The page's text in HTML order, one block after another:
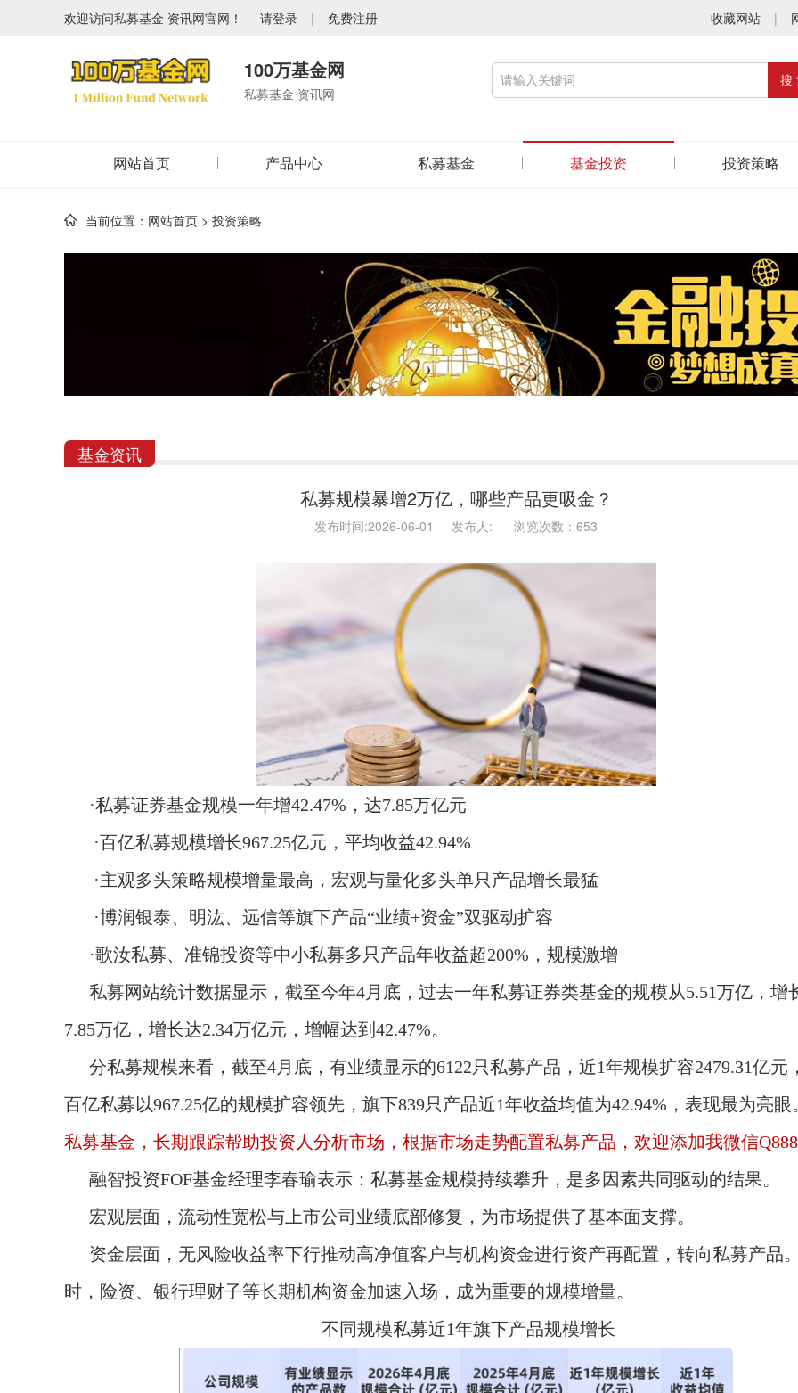
欢迎访问私募基金 资讯网官网！ 请登录 | 免费注册 收藏网站 |
100万基金网
私募基金 资讯网
网站首页 产品中心 私募基金 基金投资 投资策略
当前位置： 网站首页 > 投资策略
基金资讯
私募规模暴增2万亿，哪些产品更吸金？
发布时间:2026-06-01 发布人: 浏览次数：653
·私募证券基金规模一年增42.47%，达7.85万亿元
·百亿私募规模增长967.25亿元，平均收益42.94%
·主观多头策略规模增量最高，宏观与量化多头单只产品增长最猛
·博润银泰、明汯、远信等旗下产品“业绩+资金”双驱动扩容
·歌汝私募、准锦投资等中小私募多只产品年收益超200%，规模激增
私募网站统计数据显示，截至今年4月底，过去一年私募证券类基金的规模从5.51万亿，增
7.85万亿，增长达2.34万亿元，增幅达到42.47%。
分私募规模来看，截至4月底，有业绩显示的6122只私募产品，近1年规模扩容2479.31亿元
百亿私募以967.25亿的规模扩容领先，旗下839只产品近1年收益均值为42.94%，表现最为亮眼
私募基金，长期跟踪帮助投资人分析市场，根据市场走势配置私募产品，欢迎添加我微信
融智投资FOF基金经理李春瑜表示：私募基金规模持续攀升，是多因素共同驱动的结果。
宏观层面，流动性宽松与上市公司业绩底部修复，为市场提供了基本面支撑。
资金层面，无风险收益率下行推动高净值客户与机构资金进行资产再配置，转向私募产品
时，险资、银行理财子等长期机构资金加速入场，成为重要的规模增量。
不同规模私募近1年旗下产品规模增长